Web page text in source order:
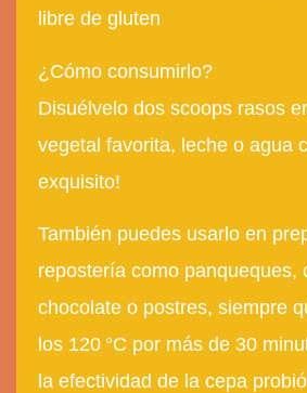
libre de gluten
¿Cómo consumirlo?
Disuélvelo dos scoops rasos
vegetal favorita, leche o agua
exquisito!
También puedes usarlo en
repostería como panqueques,
chocolate o postres, siempre
los 120 °C por más de 30
la efectividad de la cepa